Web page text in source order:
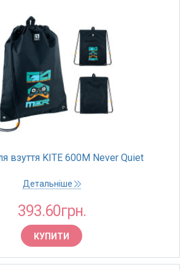
взуття KITE 600M Never Quiet
Детальніше
393.60грн.
КУПИТИ